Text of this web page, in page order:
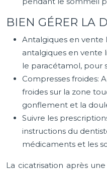
BIEN GÉRER LA
Antalgiques en vente
antalgiques en vente
le paracétamol, pour
Compresses froides:
froides sur la zone
gonflement et la
Suivre les
instructions du
médicaments et les
La cicatrisation après